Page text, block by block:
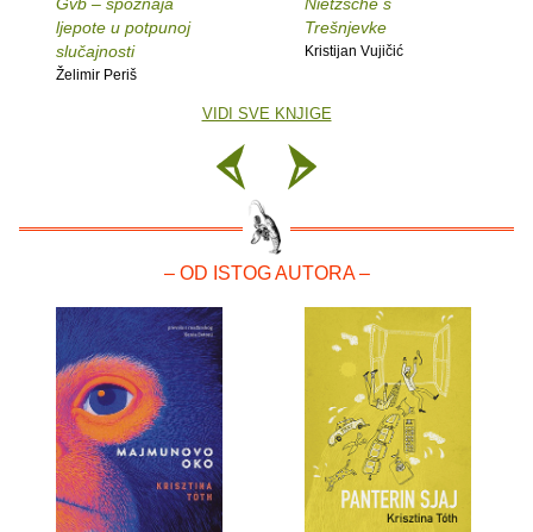
ljepote u potpunoj
slučajnosti
Želimir Periš
Trešnjevke
Kristijan Vujičić
VIDI SVE KNJIGE
– OD ISTOG AUTORA –